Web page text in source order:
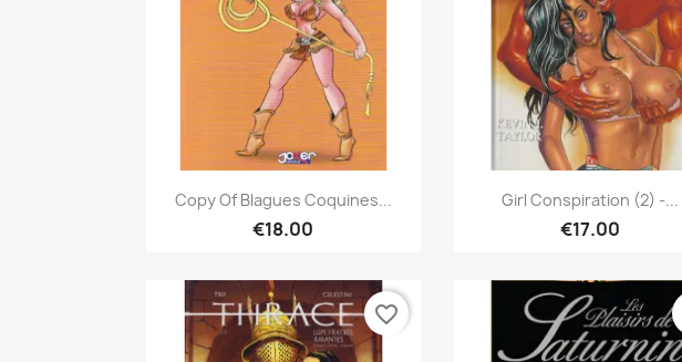
Quick view
Copy Of Blagues Coquines...
€18.00
Quick view
Girl Conspiration (2) -...
€17.00
favorite_border